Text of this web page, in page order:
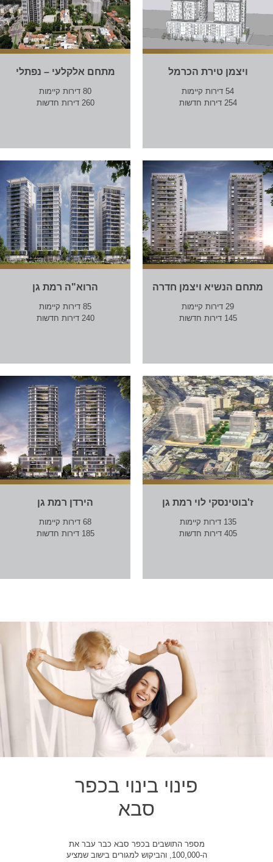
ויצמן טירת הכרמל
54 דירות קיימות
254 דירות חדשות
מתחם אלקלעי – נפתלי
80 דירות קיימות
260 דירות חדשות
מתחם הנשיא ויצמן חדרה
29 דירות קיימות
145 דירות חדשות
הרוא"ה רמת גן
85 דירות קיימות
240 דירות חדשות
ז'בוטינסקי לוי רמת גן
135 דירות קיימות
405 דירות חדשות
הירדן רמת גן
68 דירות קיימות
185 דירות חדשות
פינוי בינוי בכפר
סבא
מספר התושבים בכפר סבא כבר עבר את
ה-100,000, והביקוש למגורים בישוב שמציע